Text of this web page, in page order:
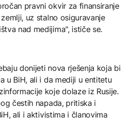
pravni okvir za finansiranje
uz stalno osiguravanje
nad medijima", ističe se.
donijeti nova rješenja koja bi
u BiH, ali i da mediji u entitetu
koje dolaze iz Rusije.
čestih napada, pritiska i
ali i aktivistima i članovima